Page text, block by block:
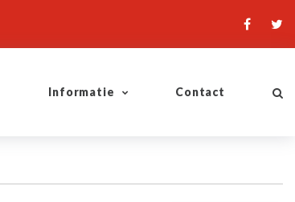
Informatie Contact